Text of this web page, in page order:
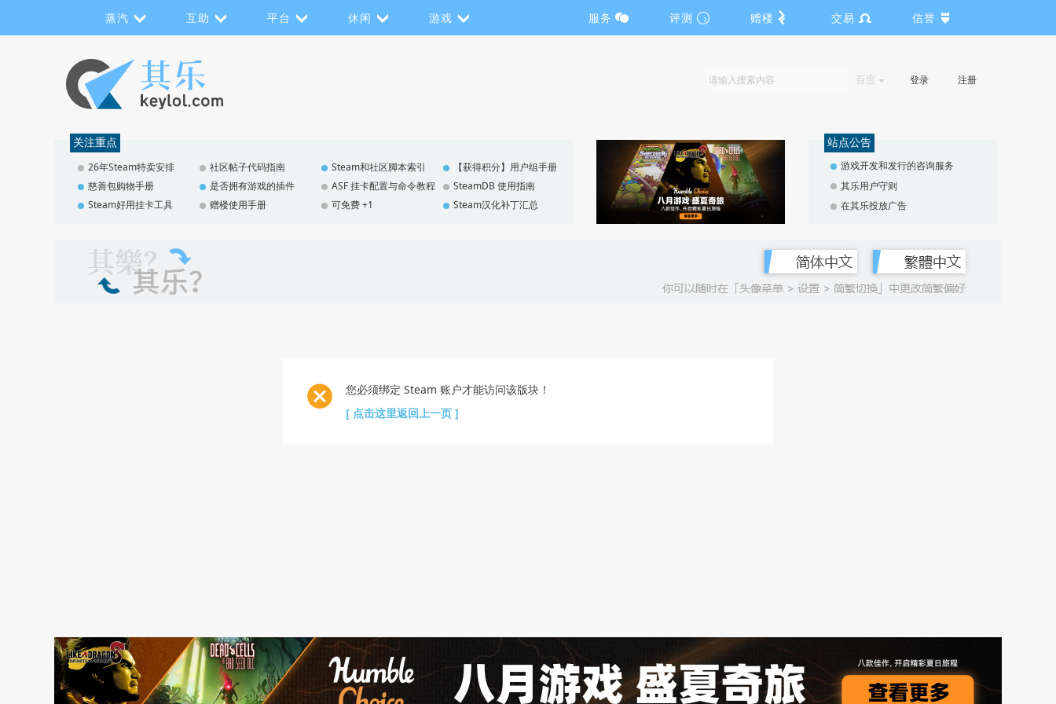
蒸汽 互助 平台 休闲 游戏 服务 评测 赠楼 交易 信誉
百度 登录 注册
关注重点
26年Steam特卖安排 社区帖子代码指南 Steam和社区脚本索引
【获得积分】用户组手册
慈善包购物手册
是否拥有游戏的插件 ASF 挂卡配置与命令教程
SteamDB 使用指南
Steam好用挂卡工具
赠楼使用手册 可免费 +1 Steam汉化补丁汇总
站点公告
游戏开发和发行的咨询服务
其乐用户守则
在其乐投放广告
您必须绑定 Steam 账户才能访问该版块！
[ 点击这里返回上一页 ]